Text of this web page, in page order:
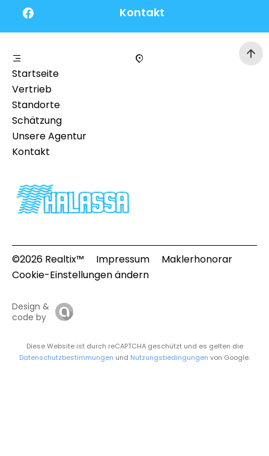
Kontakt
Startseite
Vertrieb
Standorte
Schätzung
Unsere Agentur
Kontakt
©2026 Realtix™ Impressum
Maklerhonorar
Cookie-Einstellungen ändern
Design &
code by
Diese Website ist durch reCAPTCHA geschützt und es gelten die
Datenschutzbestimmungen und Nutzungsbedingungen von Google.